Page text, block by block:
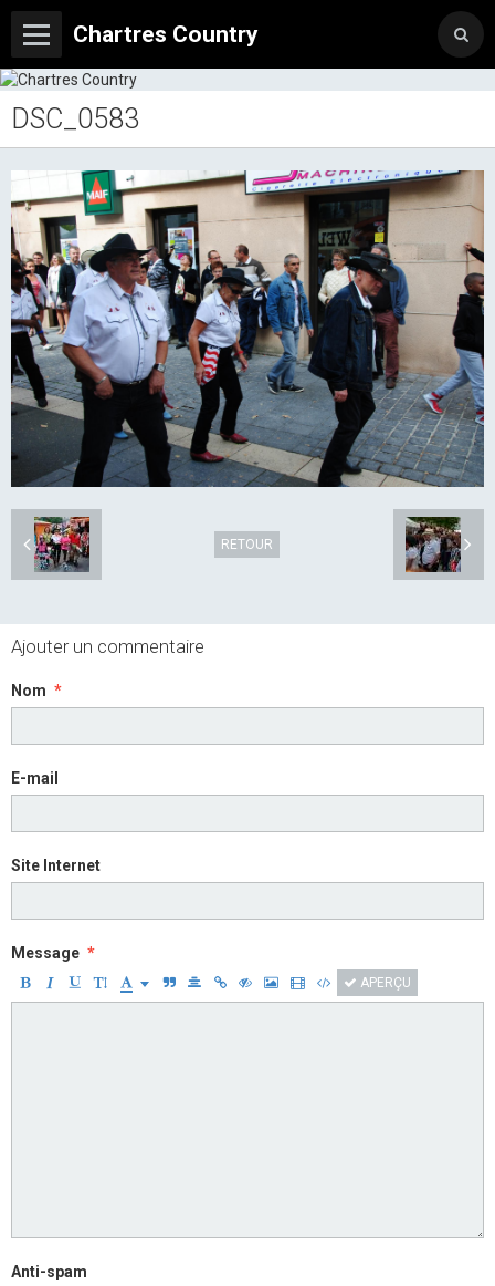
Chartres Country
DSC_0583
RETOUR
Ajouter un commentaire
Nom
E-mail
Site Internet
Message
APERÇU
Anti-spam